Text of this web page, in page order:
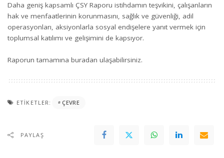
Daha geniş kapsamlı ÇSY Raporu istihdamın teşvikini, çalışanların
hak ve menfaatlerinin korunmasını, sağlık ve güvenliği, adil
operasyonları, aksiyonlarla sosyal endişelere yanıt vermek için
toplumsal katılımı ve gelişimini de kapsıyor.
Raporun tamamına buradan ulaşabilirsiniz.
ETIKETLER: ÇEVRE
PAYLAŞ